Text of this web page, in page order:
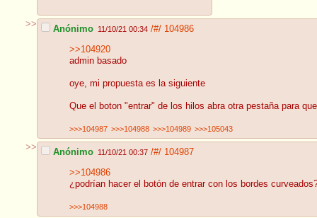
>> Anónimo 11/10/21 00:34 /#/ 104986
>>104920
admin basado
oye, mi propuesta es la siguiente
Que el boton "entrar" de los hilos abra otra pestaña para
>>>104987 >>>104988 >>>104989 >>>105043
>> Anónimo 11/10/21 00:37 /#/ 104987
>>104986
¿podrían hacer el botón de entrar con los bordes
>>>104988